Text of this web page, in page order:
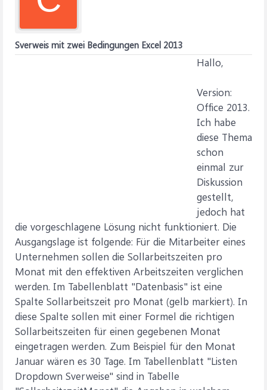
Sverweis mit zwei Bedingungen Excel 2013
Hallo,
Version:
Office 2013.
Ich habe
diese Thema
schon
einmal zur
Diskussion
gestellt,
jedoch hat
die vorgeschlagene Lösung nicht funktioniert. Die
Ausgangslage ist folgende: Für die Mitarbeiter eines
Unternehmen sollen die Sollarbeitszeiten pro
Monat mit den effektiven Arbeitszeiten verglichen
werden. Im Tabellenblatt "Datenbasis" ist eine
Spalte Sollarbeitszeit pro Monat (gelb markiert). In
diese Spalte sollen mit einer Formel die richtigen
Sollarbeitszeiten für einen gegebenen Monat
eingetragen werden. Zum Beispiel für den Monat
Januar wären es 30 Tage. Im Tabellenblatt "Listen
Dropdown Sverweise" sind in Tabelle